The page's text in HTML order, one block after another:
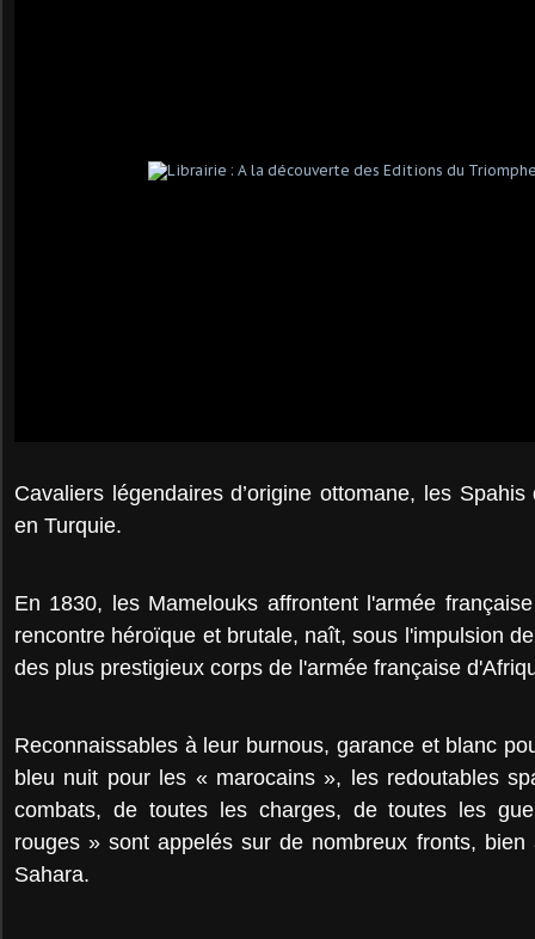
Cavaliers légendaires d’origine ottomane, les
en Turquie.
En 1830, les Mamelouks affrontent l'armée
rencontre héroïque et brutale, naît, sous l'impulsion
des plus prestigieux corps de l'armée française
Reconnaissables à leur burnous, garance et blanc
bleu nuit pour les « marocains », les redoutables
combats, de toutes les charges, de toutes les
rouges » sont appelés sur de nombreux fronts,
Sahara.